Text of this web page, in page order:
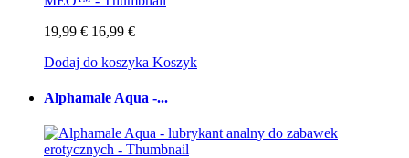
19,99 € 16,99 €
Dodaj do koszyka Koszyk
Alphamale Aqua -...